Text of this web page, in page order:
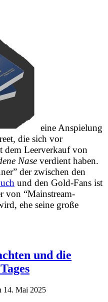
eine Anspielung
die sich vor
dem Leerverkauf von
Nase verdient haben.
der zwischen den
und den Gold-Fans ist
von “Mainstream-
ehe seine große
und die
14. Mai 2025